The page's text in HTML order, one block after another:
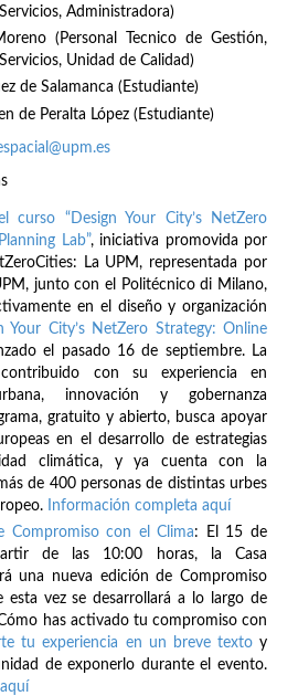
Administradora)
(Personal Tecnico de Gestión,
Unidad de Calidad)
de Salamanca (Estudiante)
de Peralta López (Estudiante)
curso “Design Your City’s NetZero
Lab”, iniciativa promovida por
La UPM, representada por
junto con el Politécnico di Milano,
en el diseño y organización
Your City’s NetZero Strategy: Online
el pasado 16 de septiembre. La
con su experiencia en
innovación y gobernanza
gratuito y abierto, busca apoyar
en el desarrollo de estrategias
climática, y ya cuenta con la
de 400 personas de distintas urbes
Información completa aquí
Compromiso con el Clima: El 15 de
de las 10:00 horas, la Casa
una nueva edición de Compromiso
esta vez se desarrollará a lo largo de
has activado tu compromiso con
tu experiencia en un breve textoy
de exponerlo durante el evento.